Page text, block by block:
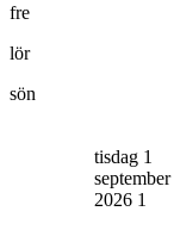
fre
lör
sön
tisdag 1
september
2026 1